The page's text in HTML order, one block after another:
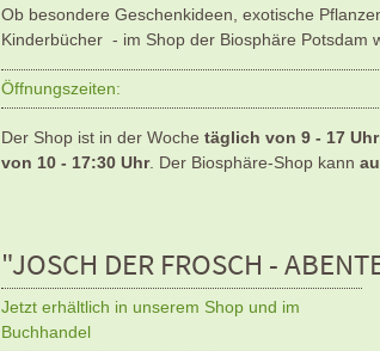
Ob besondere Geschenkideen, exotische
Kinderbücher - im Shop der Biosphäre Potsdam
Öffnungszeiten:
Der Shop ist in der Woche täglich von 9 - 17 Uhr
von 10 - 17:30 Uhr. Der Biosphäre-Shop kann
"JOSCH DER FROSCH -
Jetzt erhältlich in unserem Shop und im
Buchhandel